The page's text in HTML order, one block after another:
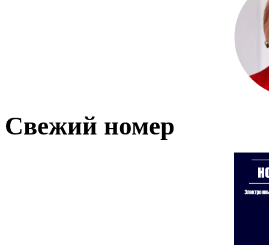
Свежий номер